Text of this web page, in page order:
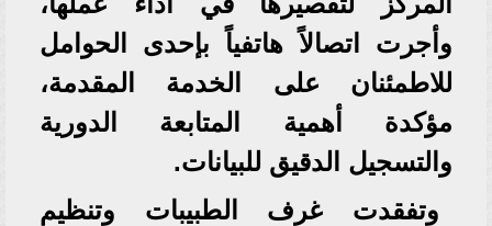
وأجرت اتصالاً هاتفياً بإحدى الحوامل
للاطمئنان على الخدمة المقدمة،
مؤكدة أهمية المتابعة الدورية
والتسجيل الدقيق للبيانات.
وتفقدت غرف الطبيبات وتنظيم